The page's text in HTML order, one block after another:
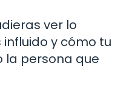
ver lo
y cómo tu
persona que